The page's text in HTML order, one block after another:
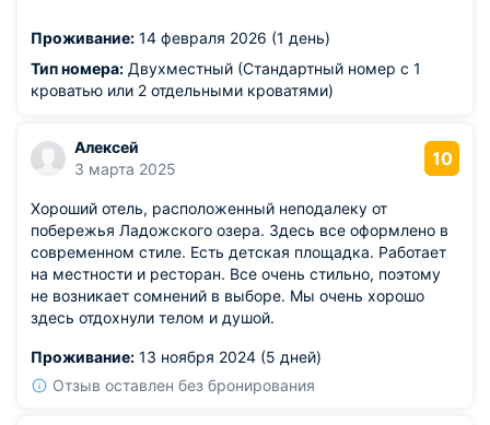
одеяла. Они очень тонкие и узкие. Даже одному спать
под ним максимально некомфортно. Спать вдвоем под
такими тонкими одеялами - нуу, прям плохо и
Как вижу это я - пришли в беседку тебе либо набор
выдают на месте, либо рядом есть кафе, где можно
нужно забирать на ресепшен (о том, что его надо
забирать там, конечно, никто не сказал). Хорошо, что
перед тем как идти в беседку мы позвонили на
ресепшен и нам сообщили эту информацию. Нам очень
«повезло» и мы были там когда на улице было -20.
Дойти до беседки, увидеть, что нет набора, каким-то
образом догадаться, что его надо забирать на ресепшен
- лишне потраченные пол часа и много нервных клеток.
На морозе!!! Как минимум, можно было выдать его
Проживание: 14 февраля 2026 (1 день)
Тип номера: Двухместный (Стандартный номер с 1
кроватью или 2 отдельными кроватями)
Алексей
3 марта 2025
10
Хороший отель, расположенный неподалеку от
побережья Ладожского озера. Здесь все оформлено в
современном стиле. Есть детская площадка. Работает
на местности и ресторан. Все очень стильно, поэтому
не возникает сомнений в выборе. Мы очень хорошо
здесь отдохнули телом и душой.
Проживание: 13 ноября 2024 (5 дней)
Отзыв оставлен без бронирования